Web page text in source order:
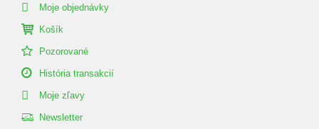
Moje objednávky
Košík
Pozorované
História transakcií
Moje zľavy
Newsletter